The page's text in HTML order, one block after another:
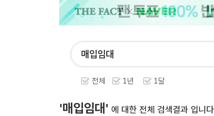
전체 1년 1달
'매입임대' 에 대한 전체 검색결과 입니